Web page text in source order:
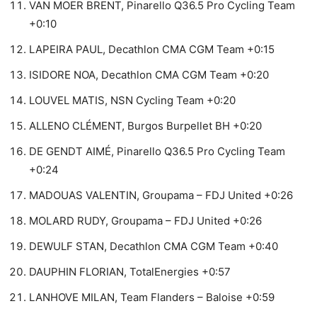
VAN MOER BRENT, Pinarello Q36.5 Pro Cycling Team
+0:10
LAPEIRA PAUL, Decathlon CMA CGM Team +0:15
ISIDORE NOA, Decathlon CMA CGM Team +0:20
LOUVEL MATIS, NSN Cycling Team +0:20
ALLENO CLÉMENT, Burgos Burpellet BH +0:20
DE GENDT AIMÉ, Pinarello Q36.5 Pro Cycling Team
+0:24
MADOUAS VALENTIN, Groupama – FDJ United +0:26
MOLARD RUDY, Groupama – FDJ United +0:26
DEWULF STAN, Decathlon CMA CGM Team +0:40
DAUPHIN FLORIAN, TotalEnergies +0:57
LANHOVE MILAN, Team Flanders – Baloise +0:59